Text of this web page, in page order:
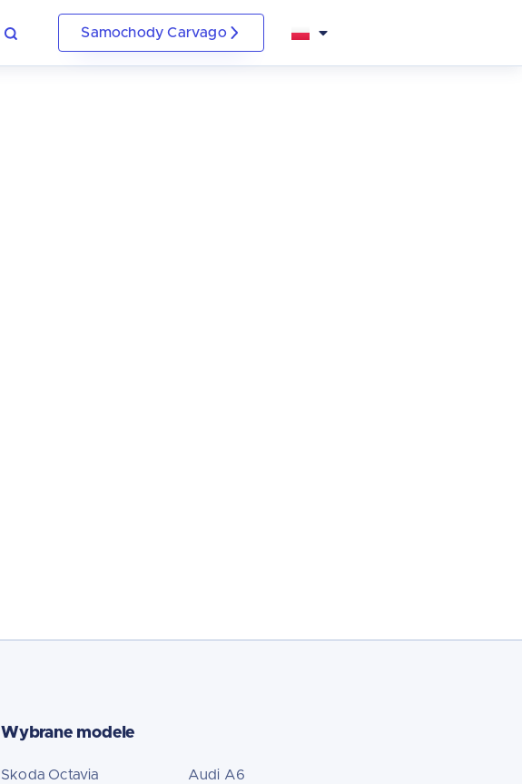
Samochody Carvago
Wybrane modele
Skoda Octavia
Audi A6